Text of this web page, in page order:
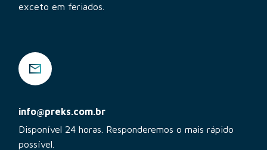
exceto em feriados.
info@preks.com.br
Disponível 24 horas. Responderemos o mais rápido
possível.